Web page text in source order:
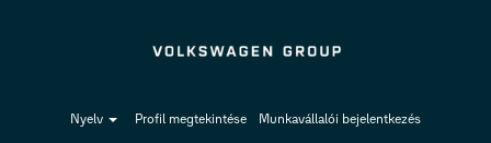
Nyelv Profil megtekintése Munkavállalói bejelentkezés